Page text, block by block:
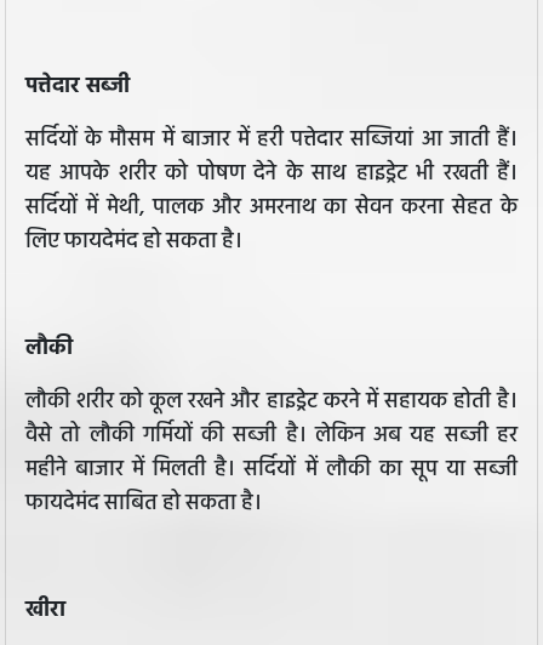
पत्तेदार सब्जी
सर्दियों के मौसम में बाजार में हरी पत्तेदार सब्जियां आ जाती हैं।
यह आपके शरीर को पोषण देने के साथ हाइड्रेट भी रखती हैं।
सर्दियों में मेथी, पालक और अमरनाथ का सेवन करना सेहत के
लिए फायदेमंद हो सकता है।
लौकी
लौकी शरीर को कूल रखने और हाइड्रेट करने में सहायक होती है।
वैसे तो लौकी गर्मियों की सब्जी है। लेकिन अब यह सब्जी हर
महीने बाजार में मिलती है। सर्दियों में लौकी का सूप या सब्जी
फायदेमंद साबित हो सकता है।
खीरा